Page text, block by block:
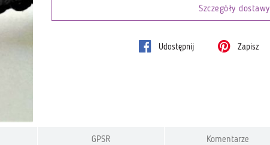
Szczegóły dostawy
Udostępnij Zapisz
GPSR Komentarze